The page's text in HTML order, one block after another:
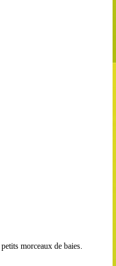
morceaux de baies.